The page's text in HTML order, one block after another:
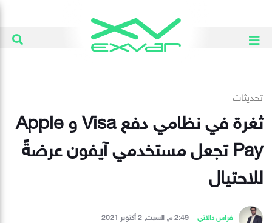
تحديثات
ثغرة في نظامي دفع Visa و Apple
Pay تجعل مستخدمي آيفون عرضةً
للاحتيال
فراس دالاتي 2:49 م, السبت, 2 أكتوبر 2021